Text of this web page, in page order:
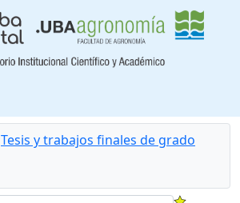
Tesis y trabajos finales de grado